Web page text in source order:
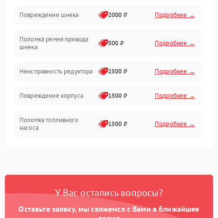
Двигатель
Повреждение шнека 2000 ₽ Подробнее →
Поломка ремня привода
шнека
500 ₽ Подробнее →
Неисправность редуктора 2500 ₽ Подробнее →
Повреждение корпуса 1500 ₽ Подробнее →
Поломка топливного
насоса
1500 ₽ Подробнее →
карбюратора
Подробнее →
У Вас остались вопросы?
Оставьте заявку, мы свяжемся с Вами в ближайшее